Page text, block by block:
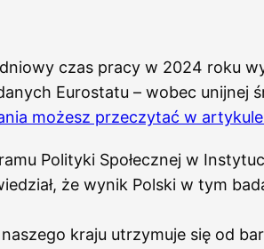
czas pracy w 2024 roku
Eurostatu – wobec unijnej
możesz przeczytać w
Polityki Społecznej w
że wynik Polski w tym
kraju utrzymuje się od